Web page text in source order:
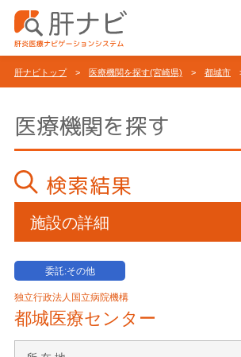
肝ナビトップ> 医療機関を探す(宮崎県) > 都城市
医療機関を探す
検索結果
施設の詳細
委託:その他
独立行政法人国立病院機構
都城医療センター